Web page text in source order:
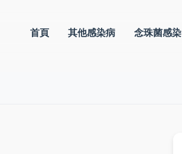
首頁 其他感染病 念珠菌感染